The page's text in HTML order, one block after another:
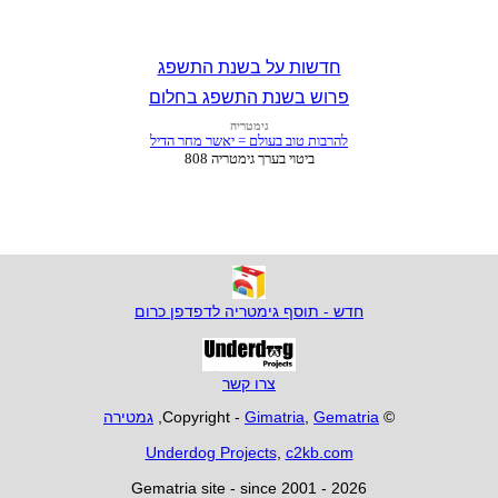
חדשות על בשנת התשפג
פרוש בשנת התשפג בחלום
חדש - תוסף גימטריה לדפדפן כרום
צרו קשר
© Copyright -
Gimatria, Gematria
, גמטירה
Underdog Projects, c2kb.com
Gematria site - since 2001 - 2026